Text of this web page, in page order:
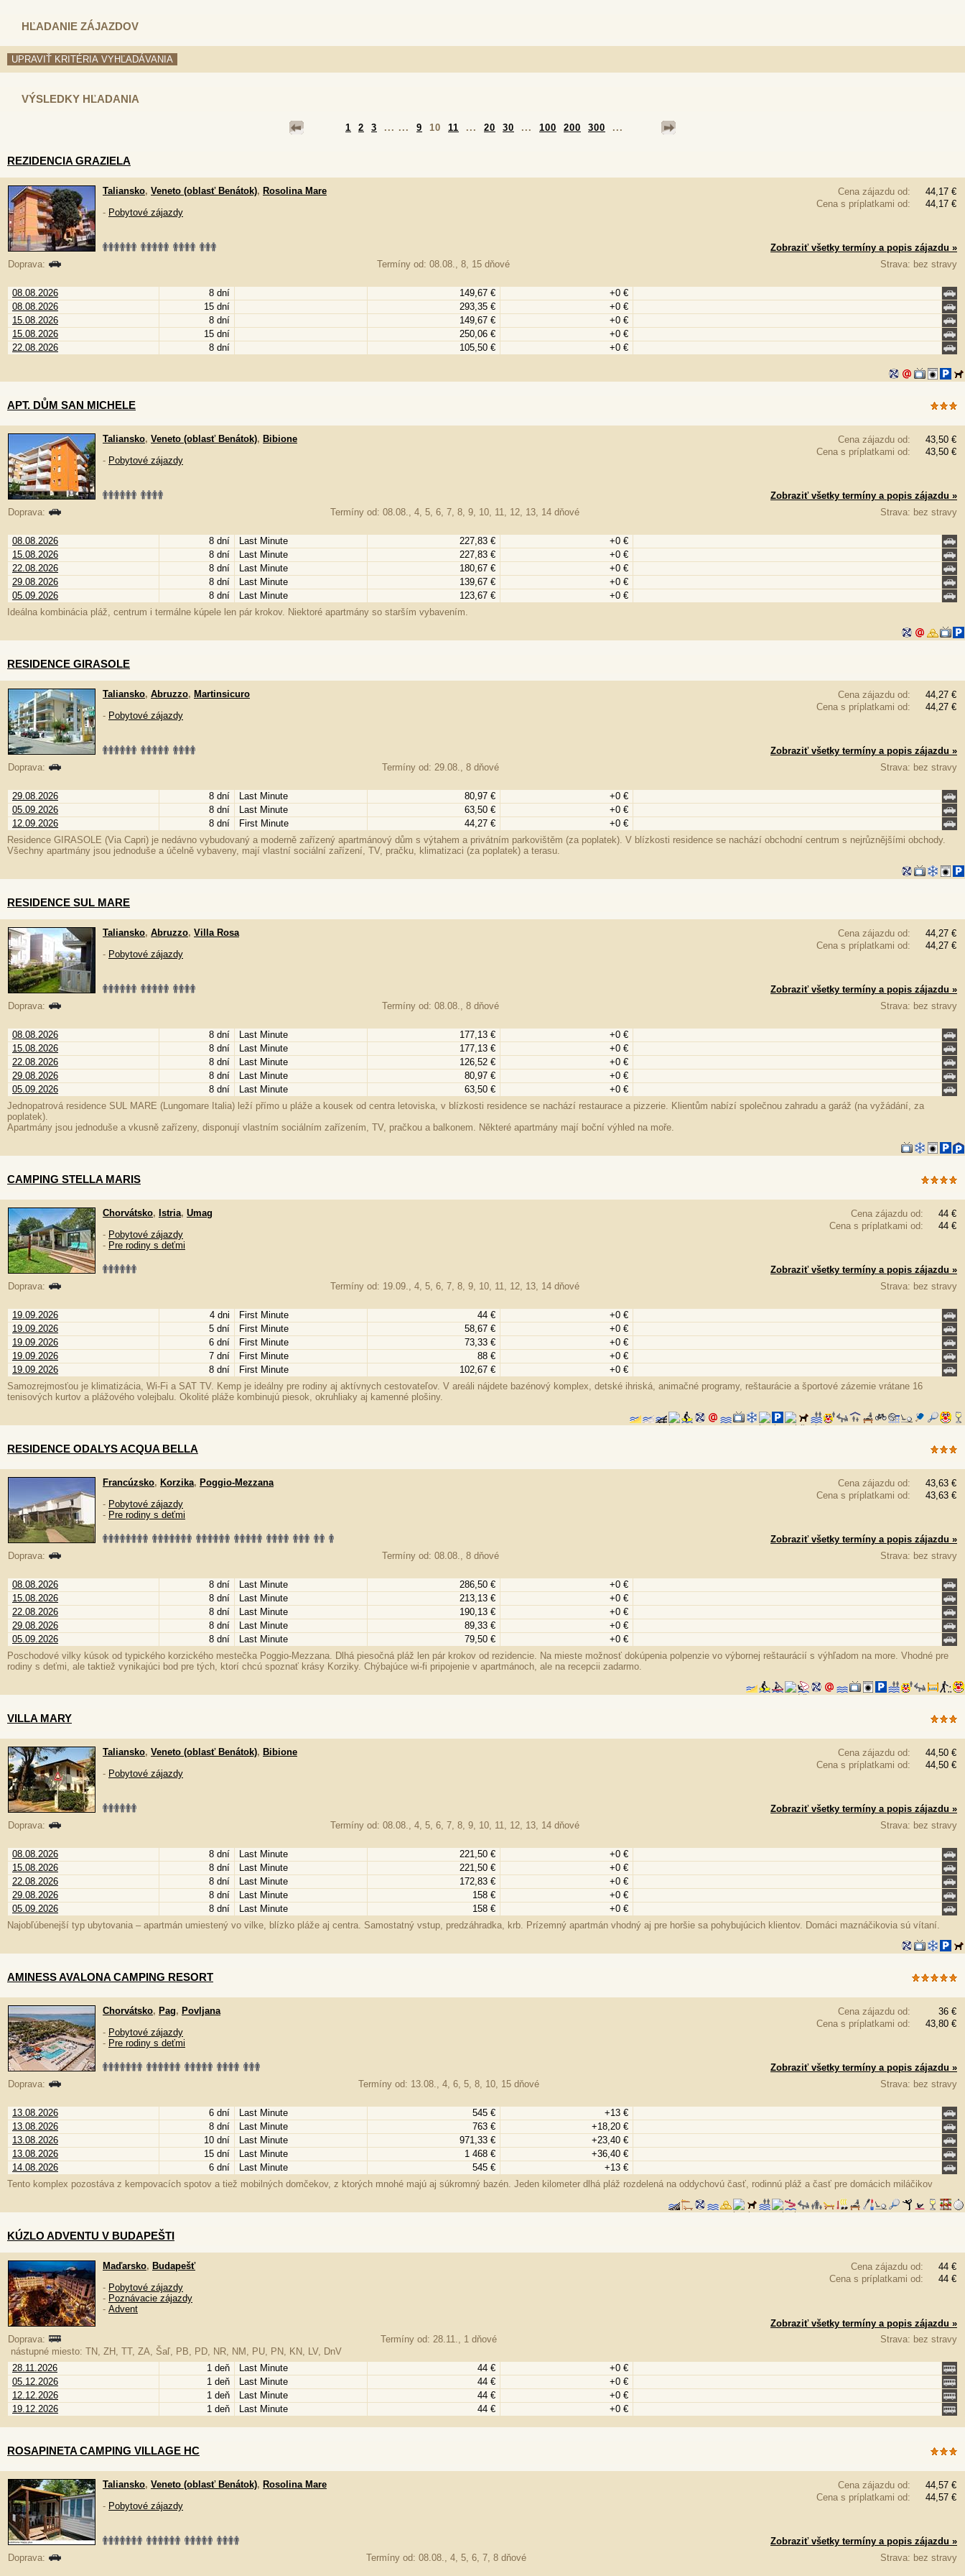
HĽADANIE ZÁJAZDOV
VÝSLEDKY HĽADANIA
1 2 3 ... ... 9 10 11 ... 20 30 ... 100 200 300 ...
REZIDENCIA GRAZIELA
Cena zájazdu od:
44,17 €
Cena s príplatkami od:
44,17 €
Taliansko, Veneto (oblasť Benátok), Rosolina Mare
- Pobytové zájazdy
Zobraziť všetky termíny a popis zájazdu »
Doprava:
Termíny od: 08.08., 8, 15 dňové Strava: bez stravy
08.08.2026 8 dní 149,67 €
+0 €
08.08.2026
15 dní 293,35 €
+0 €
15.08.2026
8 dní 149,67 €
+0 €
15.08.2026
15 dní 250,06 €
+0 €
22.08.2026
8 dní 105,50 € +0 €
APT. DŮM SAN MICHELE
Cena zájazdu od:
43,50 €
Cena s príplatkami od:
43,50 €
Taliansko, Veneto (oblasť Benátok), Bibione
- Pobytové zájazdy
Zobraziť všetky termíny a popis zájazdu »
Doprava:
Termíny od: 08.08., 4, 5, 6, 7, 8, 9, 10, 11, 12, 13, 14 dňové Strava: bez stravy
08.08.2026 8 dní Last Minute 227,83 €
+0 €
15.08.2026
8 dní Last Minute 227,83 €
+0 €
22.08.2026
8 dní Last Minute 180,67 €
+0 €
29.08.2026
8 dní Last Minute 139,67 €
+0 €
05.09.2026
8 dní Last Minute 123,67 €
+0 €
Ideálna kombinácia pláž, centrum i termálne kúpele len pár krokov. Niektoré apartmány so starším vybavením.
RESIDENCE GIRASOLE
Cena zájazdu od:
44,27 €
Cena s príplatkami od:
44,27 €
Taliansko, Abruzzo, Martinsicuro
- Pobytové zájazdy
Zobraziť všetky termíny a popis zájazdu »
Doprava:
Termíny od: 29.08., 8 dňové Strava: bez stravy
29.08.2026 8 dní Last Minute 80,97 €
+0 €
05.09.2026
8 dní Last Minute 63,50 €
+0 €
12.09.2026
8 dní First Minute 44,27 €
+0 €
Residence GIRASOLE (Via Capri) je nedávno vybudovaný a moderně zařízený apartmánový dům s výtahem a privátním parkovištěm (za poplatek). V blízkosti residence se nachází obchodní centrum s nejrůznějšími obchody.
Všechny apartmány jsou jednoduše a účelně vybaveny, mají vlastní sociální zařízení, TV, pračku, klimatizaci (za poplatek) a terasu.
RESIDENCE SUL MARE
Cena zájazdu od:
44,27 €
Cena s príplatkami od:
44,27 €
Taliansko, Abruzzo, Villa Rosa
- Pobytové zájazdy
Zobraziť všetky termíny a popis zájazdu »
Doprava:
Termíny od: 08.08., 8 dňové Strava: bez stravy
08.08.2026 8 dní Last Minute 177,13 €
+0 €
15.08.2026
8 dní Last Minute 177,13 €
+0 €
22.08.2026
8 dní Last Minute 126,52 €
+0 €
29.08.2026
8 dní Last Minute 80,97 €
+0 €
05.09.2026
8 dní Last Minute 63,50 €
+0 €
Jednopatrová residence SUL MARE (Lungomare Italia) leží přímo u pláže a kousek od centra letoviska, v blízkosti residence se nachází restaurace a pizzerie. Klientům nabízí společnou zahradu a garáž (na vyžádání, za
poplatek).
Apartmány jsou jednoduše a vkusně zařízeny, disponují vlastním sociálním zařízením, TV, pračkou a balkonem. Některé apartmány mají boční výhled na moře.
CAMPING STELLA MARIS
Cena zájazdu od:
44 €
Cena s príplatkami od:
44 €
Chorvátsko, Istria, Umag
- Pobytové zájazdy
- Pre rodiny s deťmi
Zobraziť všetky termíny a popis zájazdu »
Doprava:
Termíny od: 19.09., 4, 5, 6, 7, 8, 9, 10, 11, 12, 13, 14 dňové Strava: bez stravy
19.09.2026 4 dni First Minute 44 €
+0 €
19.09.2026
5 dní First Minute 58,67 €
+0 €
19.09.2026
6 dní First Minute 73,33 €
+0 €
19.09.2026
7 dní First Minute 88 €
+0 €
19.09.2026
8 dní First Minute 102,67 €
+0 €
Samozrejmosťou je klimatizácia, Wi-Fi a SAT TV. Kemp je ideálny pre rodiny aj aktívnych cestovateľov. V areáli nájdete bazénový komplex, detské ihriská, animačné programy, reštaurácie a športové zázemie vrátane 16
tenisových kurtov a plážového volejbalu. Okolité pláže kombinujú piesok, okruhliaky aj kamenné plošiny.
RESIDENCE ODALYS ACQUA BELLA
Cena zájazdu od:
43,63 €
Cena s príplatkami od:
43,63 €
Francúzsko, Korzika, Poggio-Mezzana
- Pobytové zájazdy
- Pre rodiny s deťmi
Zobraziť všetky termíny a popis zájazdu »
Doprava:
Termíny od: 08.08., 8 dňové Strava: bez stravy
08.08.2026 8 dní Last Minute 286,50 €
+0 €
15.08.2026
8 dní Last Minute 213,13 €
+0 €
22.08.2026
8 dní Last Minute 190,13 €
+0 €
29.08.2026
8 dní Last Minute 89,33 €
+0 €
05.09.2026
8 dní Last Minute 79,50 €
+0 €
Poschodové vilky kúsok od typického korzického mestečka Poggio-Mezzana. Dlhá piesočná pláž len pár krokov od rezidencie. Na mieste možnosť dokúpenia polpenzie vo výbornej reštaurácií s výhľadom na more. Vhodné pre
rodiny s deťmi, ale taktiež vynikajúci bod pre tých, ktorí chcú spoznať krásy Korziky. Chýbajúce wi-fi pripojenie v apartmánoch, ale na recepcii zadarmo.
VILLA MARY
Cena zájazdu od:
44,50 €
Cena s príplatkami od:
44,50 €
Taliansko, Veneto (oblasť Benátok), Bibione
- Pobytové zájazdy
Zobraziť všetky termíny a popis zájazdu »
Doprava:
Termíny od: 08.08., 4, 5, 6, 7, 8, 9, 10, 11, 12, 13, 14 dňové Strava: bez stravy
08.08.2026 8 dní Last Minute 221,50 €
+0 €
15.08.2026
8 dní Last Minute 221,50 €
+0 €
22.08.2026
8 dní Last Minute 172,83 €
+0 €
29.08.2026
8 dní Last Minute 158 €
+0 €
05.09.2026
8 dní Last Minute 158 €
+0 €
Najobľúbenejší typ ubytovania – apartmán umiestený vo vilke, blízko pláže aj centra. Samostatný vstup, predzáhradka, krb. Prízemný apartmán vhodný aj pre horšie sa pohybujúcich klientov. Domáci maznáčikovia sú vítaní.
AMINESS AVALONA CAMPING RESORT
Cena zájazdu od:
36 €
Cena s príplatkami od:
43,80 €
Chorvátsko, Pag, Povljana
- Pobytové zájazdy
- Pre rodiny s deťmi
Zobraziť všetky termíny a popis zájazdu »
Doprava:
Termíny od: 13.08., 4, 6, 5, 8, 10, 15 dňové Strava: bez stravy
13.08.2026 6 dní Last Minute 545 €
+13 €
13.08.2026
8 dní Last Minute 763 €
+18,20 €
13.08.2026
10 dní Last Minute 971,33 €
+23,40 €
13.08.2026
15 dní Last Minute 1 468 €
+36,40 €
14.08.2026
6 dní Last Minute 545 €
+13 €
Tento komplex pozostáva z kempovacích spotov a tiež mobilných domčekov, z ktorých mnohé majú aj súkromný bazén. Jeden kilometer dlhá pláž rozdelená na oddychovú časť, rodinnú pláž a časť pre domácich miláčikov
KÚZLO ADVENTU V BUDAPEŠTI
Cena zájazdu od:
44 €
Cena s príplatkami od:
44 €
Maďarsko, Budapešť
- Pobytové zájazdy
- Poznávacie zájazdy
- Advent
Zobraziť všetky termíny a popis zájazdu »
Doprava:
Termíny od: 28.11., 1 dňové
Strava: bez stravy
nástupné miesto: TN, ZH, TT, ZA, Šaľ, PB, PD, NR, NM, PU, PN, KN, LV, DnV
28.11.2026
1 deň Last Minute 44 €
+0 €
05.12.2026
1 deň Last Minute 44 €
+0 €
12.12.2026
1 deň Last Minute 44 €
+0 €
19.12.2026
1 deň Last Minute 44 € +0 €
ROSAPINETA CAMPING VILLAGE HC
Cena zájazdu od:
44,57 €
Cena s príplatkami od:
44,57 €
Taliansko, Veneto (oblasť Benátok), Rosolina Mare
- Pobytové zájazdy
Zobraziť všetky termíny a popis zájazdu »
Doprava:
Termíny od: 08.08., 4, 5, 6, 7, 8 dňové Strava: bez stravy